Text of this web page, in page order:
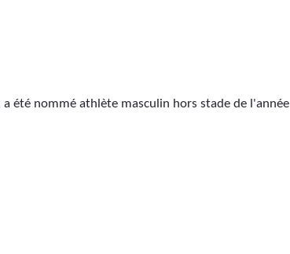
été nommé athlète masculin hors stade de l'année